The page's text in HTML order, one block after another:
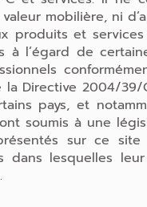
est disponible en
alignée
mobilière, ni
produits et
à l’égard de
la Directive 2004/39/
pays, et
soumis à une
sur ce
dans lesquelles